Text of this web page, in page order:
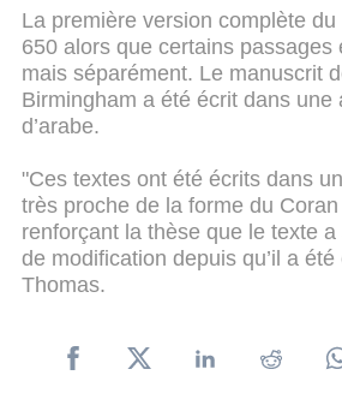
La première version complète
650 alors que certains passages
mais séparément. Le manuscrit
Birmingham a été écrit dans une
d’arabe.
"Ces textes ont été écrits dans
très proche de la forme du
renforçant la thèse que le texte
de modification depuis qu’il a
Thomas.